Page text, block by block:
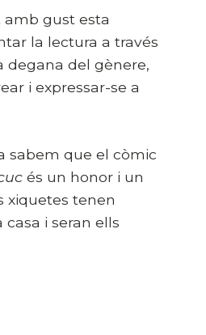
amb gust esta
la lectura a través
degana del gènere,
i expressar-se a
sabem que el còmic
és un honor i un
xiquetes tenen
i seran ells